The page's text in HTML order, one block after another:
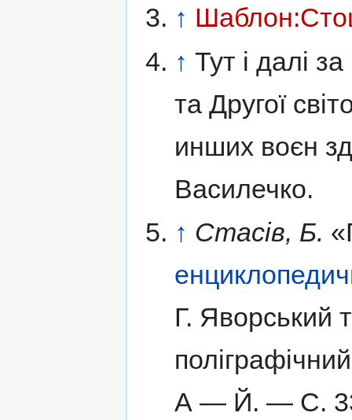
↑
↑ Тут і далі
та Другої
инших воєн
Василечко.
↑ Стасів, Б.
Г. Яворський
А — Й. — С.